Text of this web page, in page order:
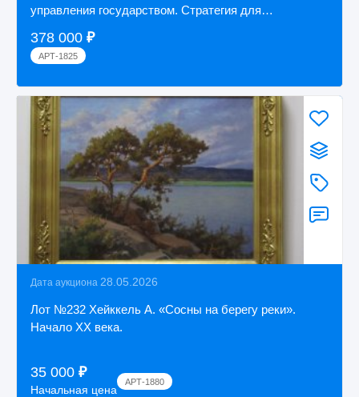
управления государством. Стратегия для
378 000 ₽
АРТ-1825
Дата аукциона 28.05.2026
Лот №232 Хейккель А. «Сосны на берегу реки».
Начало XX века.
35 000 ₽
Начальная цена
АРТ-1880